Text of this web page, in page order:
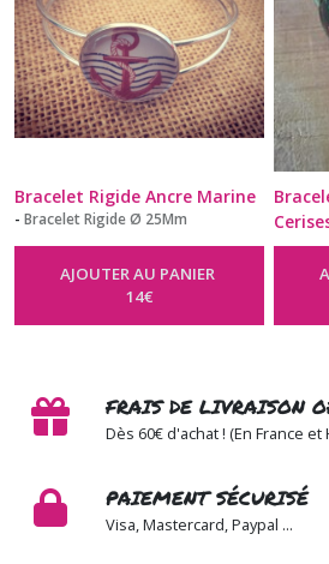
Bracelet Rigide Ancre Marine
- Bracelet Rigide Ø 25Mm
AJOUTER AU PANIER
14€
FRAIS DE LIVRAISON
Dès 60€ d'achat ! (En France
PAIEMENT SÉCURISÉ
Visa, Mastercard, Paypal ...